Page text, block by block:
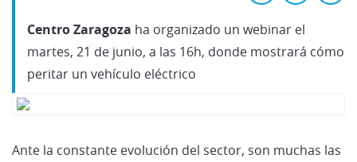
Centro Zaragoza ha organizado un webinar el
martes, 21 de junio, a las 16h, donde mostrará cómo
peritar un vehículo eléctrico
Ante la constante evolución del sector, son muchas las